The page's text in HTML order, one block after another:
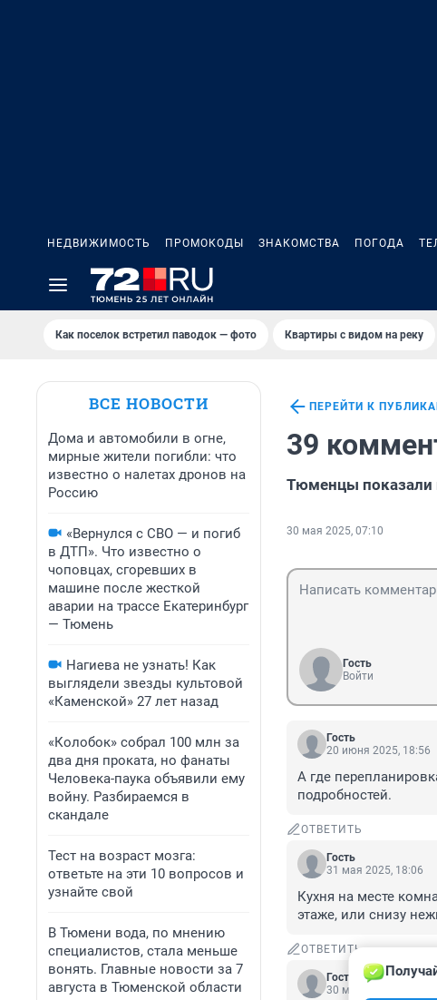
НЕДВИЖИМОСТЬ ПРОМОКОДЫ ЗНАКОМСТВА ПОГОДА
Как поселок встретил паводок — фото Квартиры с видом на реку
ВСЕ НОВОСТИ
Дома и автомобили в огне,
мирные жители погибли: что
известно о налетах дронов на
Россию
«Вернулся с СВО — и погиб
в ДТП». Что известно о
чоповцах, сгоревших в
машине после жесткой
аварии на трассе Екатеринбург
— Тюмень
Нагиева не узнать! Как
выглядели звезды культовой
«Каменской» 27 лет назад
«Колобок» собрал 100 млн за
два дня проката, но фанаты
Человека-паука объявили ему
войну. Разбираемся в
скандале
Тест на возраст мозга:
ответьте на эти 10 вопросов и
узнайте свой
В Тюмени вода, по мнению
специалистов, стала меньше
вонять. Главные новости за 7
августа в Тюменской области
ПЕРЕЙТИ К
39
Тюменцы показали
30 мая 2025, 07:10
Гость
Войти
Гость
20 июня 2025, 18:56
А где
подробностей.
ОТВЕТИТЬ
Гость
31 мая 2025, 18:06
Кухня на месте
этаже, или снизу
ОТВЕТИТЬ
Гость
30 мая 2025, 16:22